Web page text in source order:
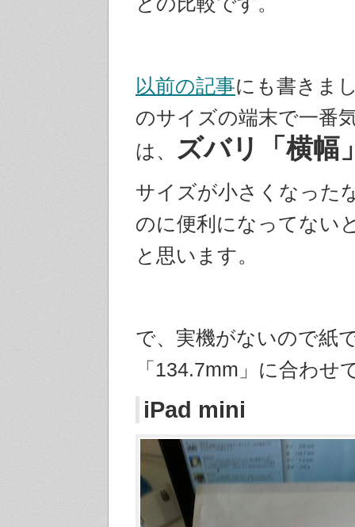
以前の記事にも書きま
のサイズの端末で一番
は、 ズバリ「横幅
サイズが小さくなった
のに便利になってない
と思います。
で、実機がないので紙
「134.7mm」に合わせ
iPad mini